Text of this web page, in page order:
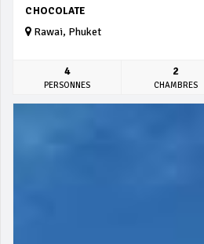
CHOCOLATE
Rawai, Phuket
4
PERSONNES
2
CHAMBRES